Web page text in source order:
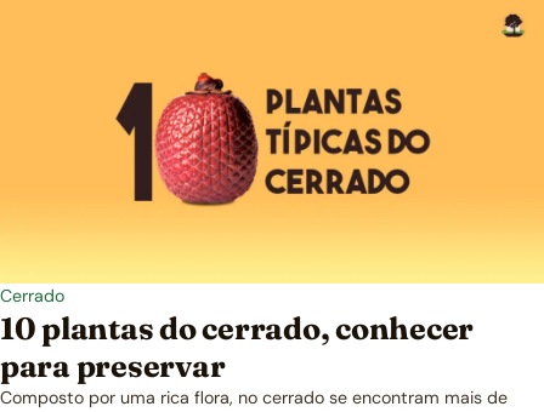
Cerrado
10 plantas do cerrado, conhecer
para preservar
Composto por uma rica flora, no cerrado se encontram mais de